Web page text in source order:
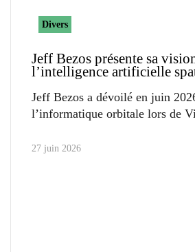
Divers
Jeff Bezos présente sa
l’intelligence artificielle
Jeff Bezos a dévoilé en juin
l’informatique orbitale lors de
27 juin 2026